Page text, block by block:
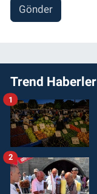
Gönder
Trend Haberler
1
2